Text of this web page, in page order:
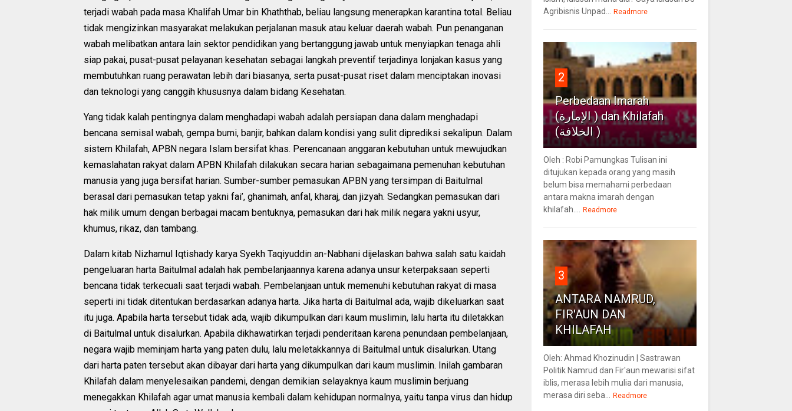
terjadi wabah pada masa Khalifah Umar bin Khaththab, beliau langsung menerapkan karantina total. Beliau
tidak mengizinkan masyarakat melakukan perjalanan masuk atau keluar daerah wabah. Pun penanganan
wabah melibatkan antara lain sektor pendidikan yang bertanggung jawab untuk menyiapkan tenaga ahli
siap pakai, pusat-pusat pelayanan kesehatan sebagai langkah preventif terjadinya lonjakan kasus yang
membutuhkan ruang perawatan lebih dari biasanya, serta pusat-pusat riset dalam menciptakan inovasi
dan teknologi yang canggih khususnya dalam bidang Kesehatan.
Yang tidak kalah pentingnya dalam menghadapi wabah adalah persiapan dana dalam menghadapi
bencana semisal wabah, gempa bumi, banjir, bahkan dalam kondisi yang sulit diprediksi sekalipun. Dalam
sistem Khilafah, APBN negara Islam bersifat khas. Perencanaan anggaran kebutuhan untuk mewujudkan
kemaslahatan rakyat dalam APBN Khilafah dilakukan secara harian sebagaimana pemenuhan kebutuhan
manusia yang juga bersifat harian. Sumber-sumber pemasukan APBN yang tersimpan di Baitulmal
berasal dari pemasukan tetap yakni fai’, ghanimah, anfal, kharaj, dan jizyah. Sedangkan pemasukan dari
hak milik umum dengan berbagai macam bentuknya, pemasukan dari hak milik negara yakni usyur,
khumus, rikaz, dan tambang.
Dalam kitab Nizhamul Iqtishady karya Syekh Taqiyuddin an-Nabhani dijelaskan bahwa salah satu kaidah
pengeluaran harta Baitulmal adalah hak pembelanjaannya karena adanya unsur keterpaksaan seperti
bencana tidak terkecuali saat terjadi wabah. Pembelanjaan untuk memenuhi kebutuhan rakyat di masa
seperti ini tidak ditentukan berdasarkan adanya harta. Jika harta di Baitulmal ada, wajib dikeluarkan saat
itu juga. Apabila harta tersebut tidak ada, wajib dikumpulkan dari kaum muslimin, lalu harta itu diletakkan
di Baitulmal untuk disalurkan. Apabila dikhawatirkan terjadi penderitaan karena penundaan pembelanjaan,
negara wajib meminjam harta yang paten dulu, lalu meletakkannya di Baitulmal untuk disalurkan. Utang
dari harta paten tersebut akan dibayar dari harta yang dikumpulkan dari kaum muslimin. Inilah gambaran
Khilafah dalam menyelesaikan pandemi, dengan demikian selayaknya kaum muslimin berjuang
menegakkan Khilafah agar umat manusia kembali dalam kehidupan normalnya, yaitu tanpa virus dan hidup
Agribisnis Unpad...
Readmore
2
Perbedaan Imarah
(الإمارة ) dan Khilafah
(الخلافة )
Oleh : Robi Pamungkas Tulisan ini
ditujukan kepada orang yang masih
belum bisa memahami perbedaan
antara makna imarah dengan
khilafah....
Readmore
3
ANTARA NAMRUD,
FIR'AUN DAN
KHILAFAH
Oleh: Ahmad Khozinudin | Sastrawan
Politik Namrud dan Fir'aun mewarisi sifat
iblis, merasa lebih mulia dari manusia,
merasa diri seba...
Readmore